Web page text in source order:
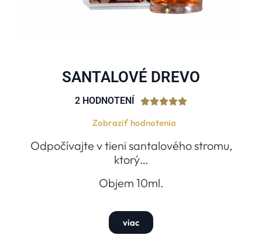
SANTALOVÉ DREVO
2 HODNOTENÍ 
Zobraziť hodnotenia
Odpočívajte v tieni santalového stromu,
ktorý…
Objem 10ml.
viac